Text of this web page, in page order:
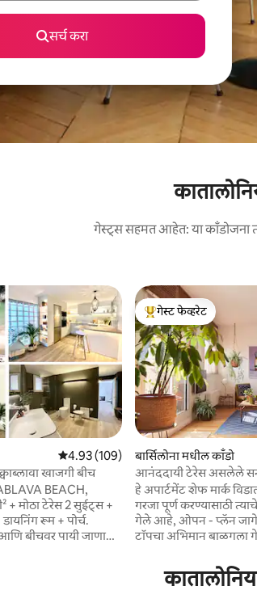
सर्च करा
गेस्ट्स सहमत आहेत: या काँडोजना
5 पैकी 4.93 सरासरी रेटिंग, 109 रिव्ह्यूज
4.93 (109)
खाजगी बीच
BEACH,
टेरेस 2 सुईट्स +
रूम + पोर्च.
बीचवर पायी जाणारा
टॉप गेस्ट फेव्हरेट
गेस्ट फेव्हरेट
बार्सिलोना मधील काँडो
आनंददायी टेरेस असलेले
हे अपार्टमेंट शेफ मार्क विडाल
गरजा पूर्ण करण्यासाठी
गेले आहे, ओपन - प्लॅन
टॉपचा अभिमान बाळगला
उबदार आणि आमंत्रित
आहे आणि एक अप्रतिम